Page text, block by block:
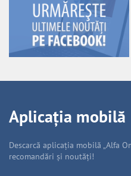
Aplicația mobilă
Descarcă aplicația mobilă „Alfa
recomandări și noutăți!